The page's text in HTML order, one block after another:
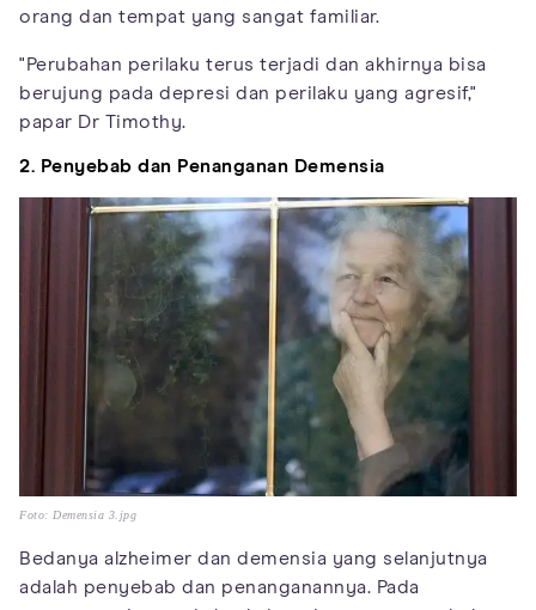
orang dan tempat yang sangat familiar.
"Perubahan perilaku terus terjadi dan akhirnya bisa
berujung pada depresi dan perilaku yang agresif,"
papar Dr Timothy.
2. Penyebab dan Penanganan Demensia
Foto: Demensia 3.jpg
Bedanya alzheimer dan demensia yang selanjutnya
adalah penyebab dan penanganannya. Pada